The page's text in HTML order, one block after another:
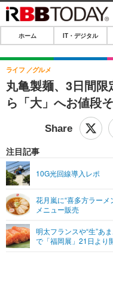
ホーム
IT・デジタル
IT・デジタルTOP
ショッピング
SPEED TEST
エンタメTOP
グラビア
ショッピング
ライフTOP
その他
リリース一覧
プッシュ通知の停止方法
ホーム IT・デジタル
丸亀製麺、3日間
ら「大」へお値段
ライフ グルメ
注目記事
10G光回線導入レポ
花月嵐に“喜多方ラー
メニュー販売
明太フランスや“生”あ
で「福岡展」21日より